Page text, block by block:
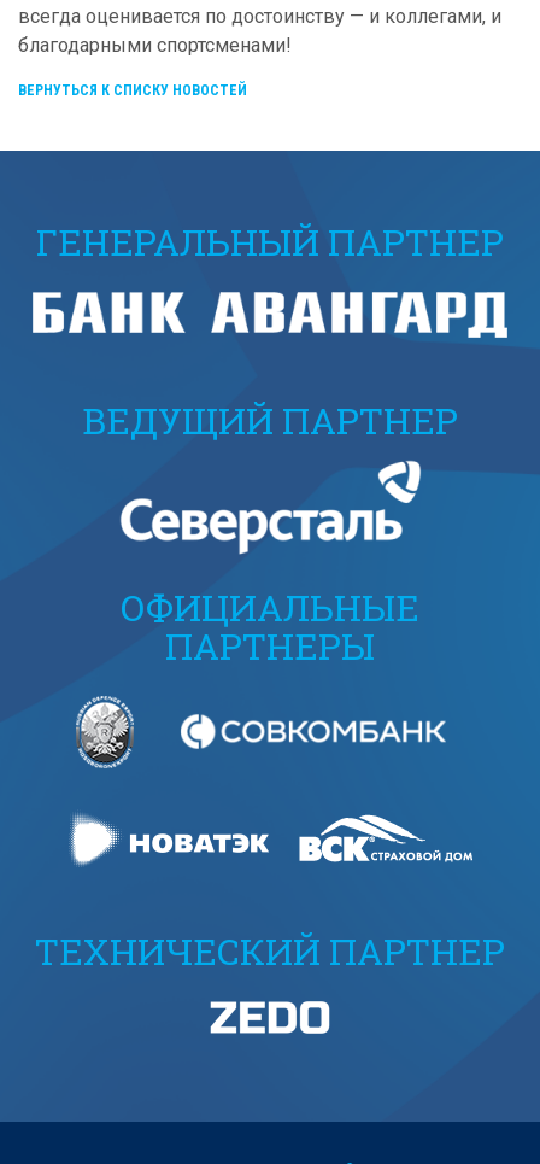
всегда оценивается по достоинству — и коллегами, и
благодарными спортсменами!
ВЕРНУТЬСЯ К СПИСКУ НОВОСТЕЙ
ГЕНЕРАЛЬНЫЙ ПАРТНЕР
ВЕДУЩИЙ ПАРТНЕР
ОФИЦИАЛЬНЫЕ
ПАРТНЕРЫ
ТЕХНИЧЕСКИЙ ПАРТНЕР